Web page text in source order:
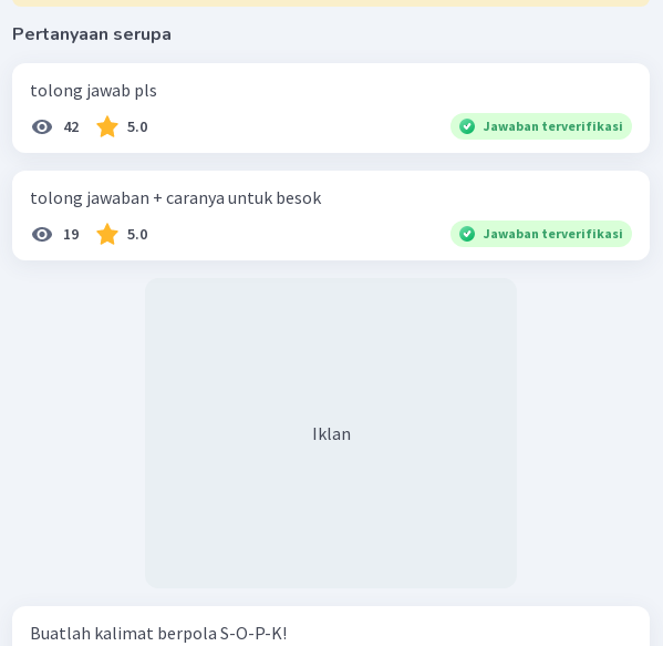
Kata "sejak" digunakan untuk menunjukkan titik awal atau
Sedangkan kata "kemarin" menunjukkan waktu atau hari sebelum
hari ini.
menjelaskan bahwa seseorang tersebut telah tersesat di tengah
hutan sejak hari sebelumnya (kemarin) dan masih berlangsung
Pertanyaan serupa
tolong jawab pls
42 5.0 Jawaban terverifikasi
tolong jawaban + caranya untuk besok
19 5.0 Jawaban terverifikasi
Iklan
Buatlah kalimat berpola S-O-P-K!